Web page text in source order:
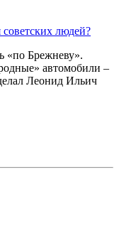
людей?
«по Брежневу».
автомобили –
Леонид Ильич